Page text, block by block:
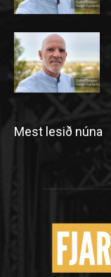
Mest lesið núna